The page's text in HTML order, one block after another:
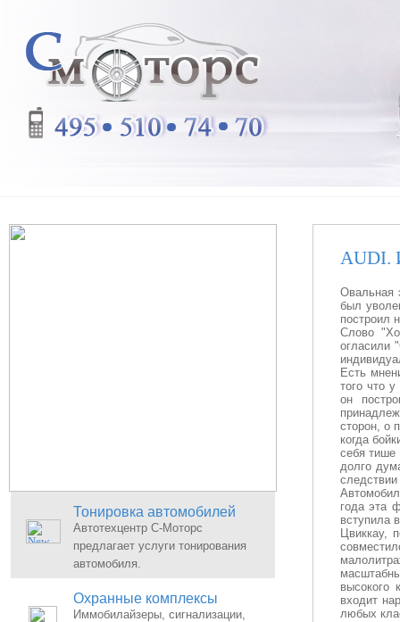
Тонировка автомобилей
Автотехцентр С-Моторс
предлагает услуги тонирования
автомобиля.
Охранные комплексы
Иммобилайзеры, сигнализации,
AUDI.
Овальная
был
построил
Слово
огласили
Есть
того что
он
сторон, о
когда
себя тише
долго
года эта
вступила
Цвиккау,
высокого
входит
любых